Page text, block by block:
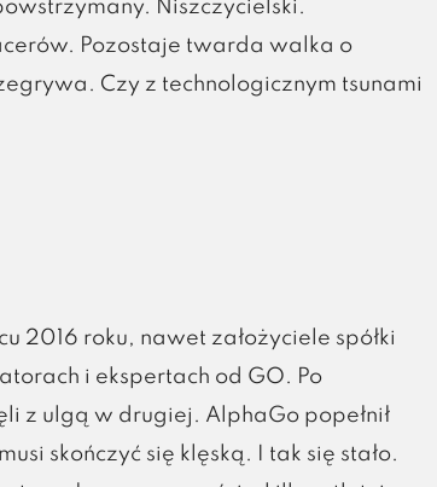
Niszczycielski.
Pozostaje twarda walka o
Czy z technologicznym tsunami
2016 roku, nawet założyciele spółki
i ekspertach od GO. Po
z ulgą w drugiej. AlphaGo popełnił
skończyć się klęską. I tak się stało.